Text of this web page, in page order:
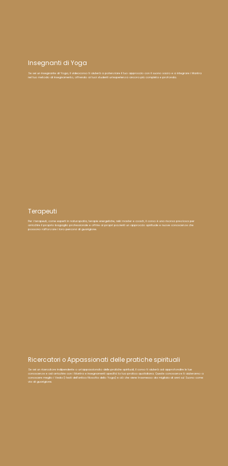
Insegnanti di Yoga
Se sei un insegnante di Yoga, il videocorso ti aiuterà a potenziare il tuo approccio con il suono sacro e a integrare i Mantra
nel tuo metodo di insegnamento, offrendo ai tuoi studenti un'esperienza ancora più completa e profonda.
Terapeuti
Per i terapeuti, come esperti in naturopatia, terapie energetiche, reiki master e coach, il corso è una risorsa preziosa per
arricchire il proprio bagaglio professionale e offrire ai propri pazienti un approccio spirituale e nuove conoscenze che
possono rafforzare i loro percorsi di guarigione.
Ricercatori o Appassionati delle pratiche spirituali
Se sei un ricercatore indipendente o un'appassionato delle pratiche spirituali, il corso ti aiuterà ad approfondire le tue
conoscenze e ad arricchire con i Mantra e insegnamenti specifici la tua pratica quotidiana. Queste conoscenze ti aiuteranno a
conoscere meglio i Veda (i testi dell’antica filosofia dello Yoga) e ciò che viene trasmesso da migliaia di anni sul Suono come
via di guarigione.